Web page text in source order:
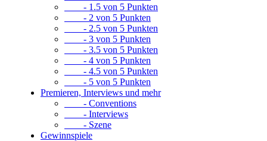
- 1.5 von 5 Punkten
- 2 von 5 Punkten
- 2.5 von 5 Punkten
- 3 von 5 Punkten
- 3.5 von 5 Punkten
- 4 von 5 Punkten
- 4.5 von 5 Punkten
- 5 von 5 Punkten
Premieren, Interviews und mehr
- Conventions
- Interviews
- Szene
Gewinnspiele